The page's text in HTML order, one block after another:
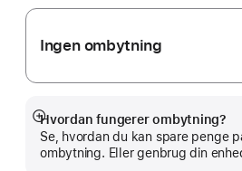
Ingen ombytning
Hvordan fungerer ombytning?
Se, hvordan du kan spare penge
ombytning. Eller genbrug din
Vis
mere